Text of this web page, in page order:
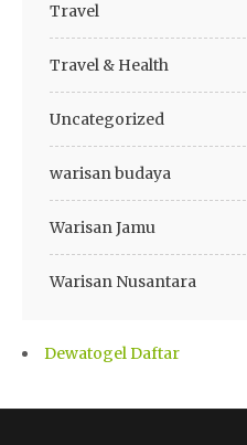
Travel
Travel & Health
Uncategorized
warisan budaya
Warisan Jamu
Warisan Nusantara
Dewatogel Daftar